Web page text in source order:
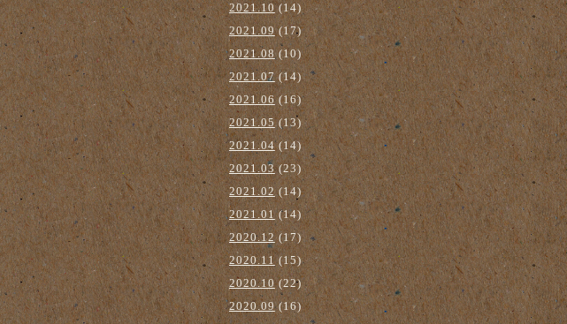
2021.10(14)
2021.09(17)
2021.08(10)
2021.07 (14)
2021.06(16)
2021.05(13)
2021.04(14)
2021.03(23)
2021.02 (14)
2021.01 (14)
2020.12(17)
2020.11 (15)
2020.10(22)
2020.09(16)